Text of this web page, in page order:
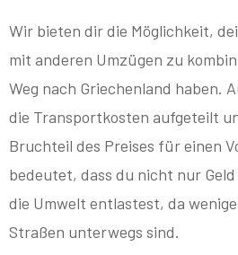
Wir bieten dir die Möglichkeit,
mit anderen Umzügen zu
Weg nach Griechenland haben.
die Transportkosten aufgeteilt
Bruchteil des Preises für einen
bedeutet, dass du nicht nur
die Umwelt entlastest, da
Straßen unterwegs sind.